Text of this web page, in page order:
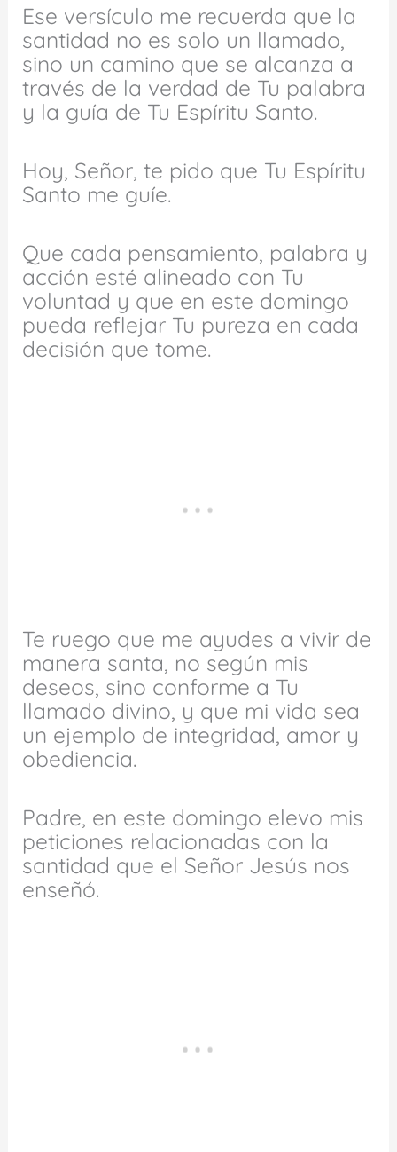
Ese versículo me recuerda que la
santidad no es solo un llamado,
sino un camino que se alcanza a
través de la verdad de Tu palabra
y la guía de Tu Espíritu Santo.
Hoy, Señor, te pido que Tu Espíritu
Santo me guíe.
Que cada pensamiento, palabra y
acción esté alineado con Tu
voluntad y que en este domingo
pueda reflejar Tu pureza en cada
decisión que tome.
Te ruego que me ayudes a vivir de
manera santa, no según mis
deseos, sino conforme a Tu
llamado divino, y que mi vida sea
un ejemplo de integridad, amor y
obediencia.
Padre, en este domingo elevo mis
peticiones relacionadas con la
santidad que el Señor Jesús nos
enseñó.